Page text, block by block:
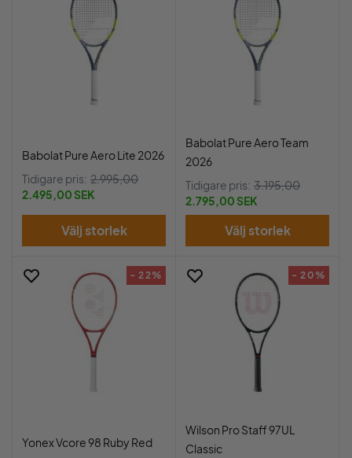
Babolat Pure Aero Lite 2026
Tidigare pris: 2.995,00
2.495,00 SEK
Välj storlek
Babolat Pure Aero Team
2026
Tidigare pris: 3.195,00
2.795,00 SEK
Välj storlek
- 22%
Yonex Vcore 98 Ruby Red
- 20%
Wilson Pro Staff 97UL
Classic